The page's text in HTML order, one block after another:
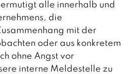
alle innerhalb und
die
mit der
oder aus konkretem
ohne Angst vor
interne Meldestelle zu